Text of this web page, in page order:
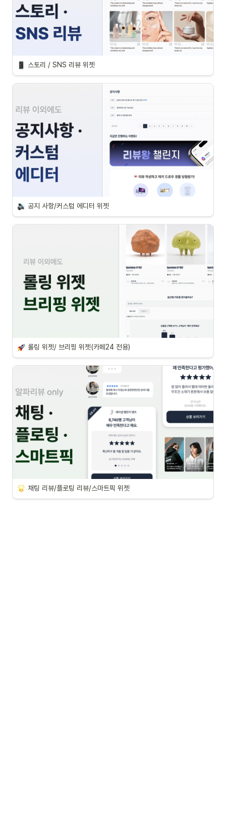
스토리 / SNS 리뷰 위젯
공지 사항/커스텀 에디터 위젯
롤링 위젯/ 브리핑 위젯(카페24 전용)
채팅 리뷰/플로팅 리뷰/스마트픽 위젯